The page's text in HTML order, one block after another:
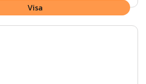
Visa